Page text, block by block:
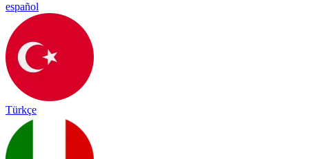
español
Türkçe